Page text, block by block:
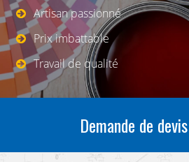
Artisan passionné
Prix imbattable
Travail de qualité
Demande de